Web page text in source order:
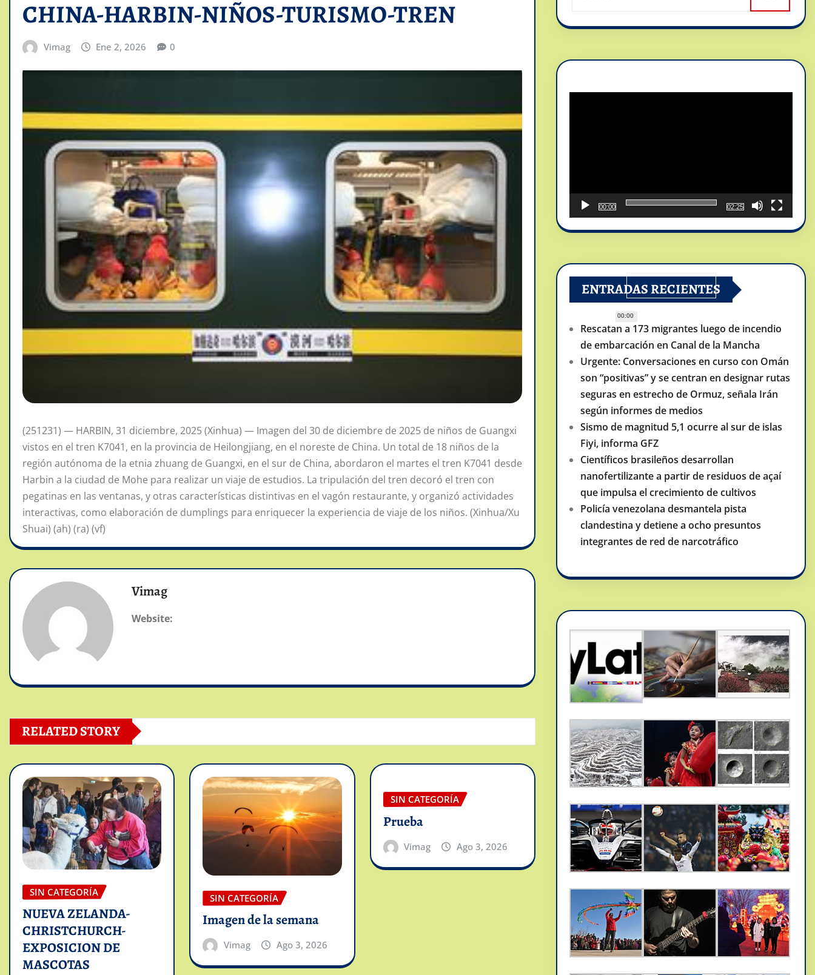
CHINA-HARBIN-NIÑOS-TURISMO-TREN
Vimag Ene 2, 2026 0
(251231) — HARBIN, 31 diciembre, 2025 (Xinhua) — Imagen del 30 de diciembre de 2025 de niños de Guangxi
vistos en el tren K7041, en la provincia de Heilongjiang, en el noreste de China. Un total de 18 niños de la
región autónoma de la etnia zhuang de Guangxi, en el sur de China, abordaron el martes el tren K7041 desde
Harbin a la ciudad de Mohe para realizar un viaje de estudios. La tripulación del tren decoró el tren con
pegatinas en las ventanas, y otras características distintivas en el vagón restaurante, y organizó actividades
interactivas, como elaboración de dumplings para enriquecer la experiencia de viaje de los niños. (Xinhua/Xu
Shuai) (ah) (ra) (vf)
Vimag
Website:
RELATED STORY
SIN CATEGORÍA
NUEVA ZELANDA-
CHRISTCHURCH-
EXPOSICION DE
MASCOTAS
SIN CATEGORÍA
Imagen de la semana
Vimag Ago 3, 2026
SIN CATEGORÍA
Prueba
Vimag Ago 3, 2026
00:00
00:00
02:25
ENTRADAS RECIENTES
Rescatan a 173 migrantes luego de incendio
de embarcación en Canal de la Mancha
Urgente: Conversaciones en curso con Omán
son “positivas” y se centran en designar rutas
seguras en estrecho de Ormuz, señala Irán
según informes de medios
Sismo de magnitud 5,1 ocurre al sur de islas
Fiyi, informa GFZ
Científicos brasileños desarrollan
nanofertilizante a partir de residuos de açaí
que impulsa el crecimiento de cultivos
Policía venezolana desmantela pista
clandestina y detiene a ocho presuntos
integrantes de red de narcotráfico